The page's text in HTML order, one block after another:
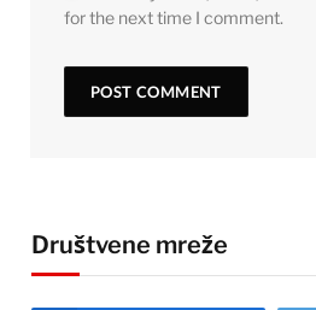
for the next time I comment.
Društvene mreže